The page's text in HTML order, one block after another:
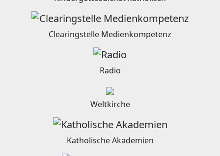
Clearingstelle Medienkompetenz
Radio
Weltkirche
Katholische Akademien